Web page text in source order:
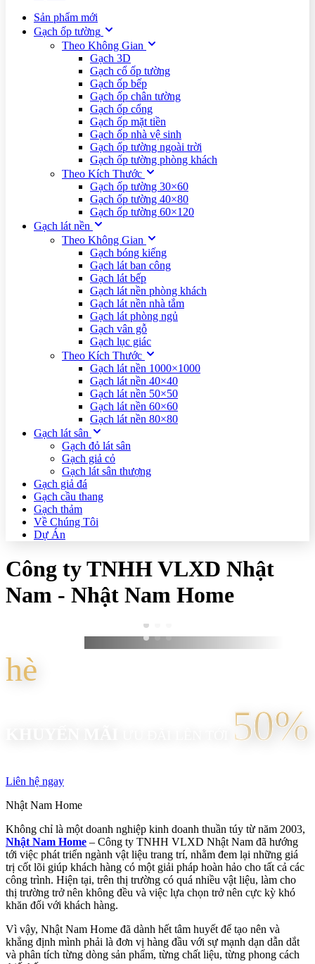
Sản phẩm mới
Gạch ốp tường
Theo Không Gian
Gạch 3D
Gạch cổ ốp tường
Gạch ốp bếp
Gạch ốp chân tường
Gạch ốp cổng
Gạch ốp mặt tiền
Gạch ốp nhà vệ sinh
Gạch ốp tường ngoài trời
Gạch ốp tường phòng khách
Theo Kích Thước
Gạch ốp tường 30×60
Gạch ốp tường 40×80
Gạch ốp tường 60×120
Gạch lát nền
Theo Không Gian
Gạch bóng kiếng
Gạch lát ban công
Gạch lát bếp
Gạch lát nền phòng khách
Gạch lát nền nhà tắm
Gạch lát phòng ngủ
Gạch vân gỗ
Gạch lục giác
Theo Kích Thước
Gạch lát nền 1000×1000
Gạch lát nền 40×40
Gạch lát nền 50×50
Gạch lát nền 60×60
Gạch lát nền 80×80
Gạch lát sân
Gạch đỏ lát sân
Gạch giả cỏ
Gạch lát sân thượng
Gạch giả đá
Gạch cầu thang
Gạch thảm
Về Chúng Tôi
Dự Án
Công ty TNHH VLXD Nhật
Nam - Nhật Nam Home
hè
50%
Liên hệ ngay
Nhật Nam Home
Không chỉ là một doanh nghiệp kinh doanh thuần túy từ năm 2003,
Nhật Nam Home – Công ty TNHH VLXD Nhật Nam đã hướng
tới việc phát triển ngành vật liệu trang trí, nhằm đem lại những giá
trị cốt lõi giúp khách hàng có một giải pháp hoàn hảo cho tất cả các
công trình. Hiện tại, trên thị trường có quá nhiều vật liệu, làm cho
thị trường trở nên không đều và việc lựa chọn trở nên cực kỳ khó
khăn đối với khách hàng.
Vì vậy, Nhật Nam Home đã dành hết tâm huyết để tạo nên và
khẳng định mình phải là đơn vị hàng đầu với sự mạnh dạn dẫn dắt
và phân tích từng dòng sản phẩm, từng chất liệu, từng phong cách